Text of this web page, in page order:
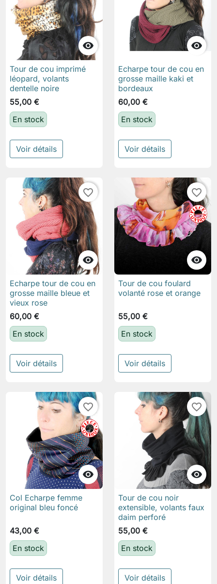

Tour de cou imprimé
léopard, volants
dentelle noire
55,00 €
En stock
Voir détails

Echarpe tour de cou en
grosse maille kaki et
bordeaux
60,00 €
En stock
Voir détails

favorite_border
Echarpe tour de cou en
grosse maille bleue et
vieux rose
60,00 €
En stock
Voir détails

favorite_border
Tour de cou foulard
volanté rose et orange
55,00 €
En stock
Voir détails

favorite_border
Col Echarpe femme
original bleu foncé
43,00 €
En stock
Voir détails

favorite_border
Tour de cou noir
extensible, volants faux
daim perforé
55,00 €
En stock
Voir détails